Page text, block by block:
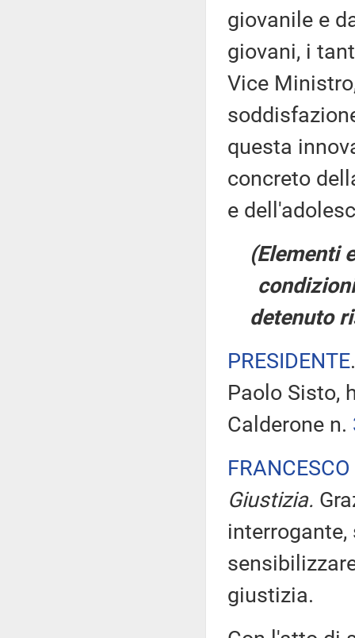
giovanile e
giovani, i
Vice
questa
concreto
e
(Elementi
detenuto
PRESIDENTE
Paolo Sisto,
Calderone n.
Giustizia.
giustizia.